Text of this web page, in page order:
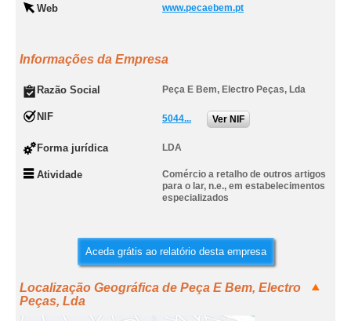
Web www.pecaebem.pt
Informações da Empresa
Razão Social Peça E Bem, Electro Peças, Lda
NIF 5044... Ver NIF
Forma jurídica LDA
Atividade
Comércio a retalho de outros artigos
para o lar, n.e., em estabelecimentos
especializados
Aceda grátis ao relatório desta empresa
Localização Geográfica de Peça E Bem, Electro
Peças, Lda